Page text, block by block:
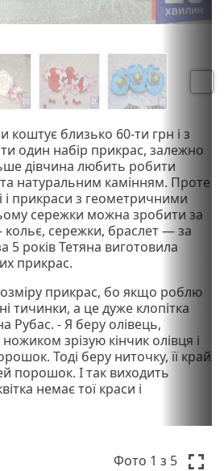
N
e
коштує близько 60-ти грн і з
один набір прикрас, залежно
дівчина любить робити
натуральним камінням. Проте
і прикраси з геометричними
сережки можна зробити за
кольє, сережки, браслет — за
5 років Тетяна виготовила
прикрас.
прикрас, бо якщо роблю
тичинки, а це дуже клопітка
Рубас. - Я беру олівець,
зрізую кінчик олівця і
Тоді беру ниточку, її край
порошок. І так виходить
немає тої краси і
Фото 1 з 5
e